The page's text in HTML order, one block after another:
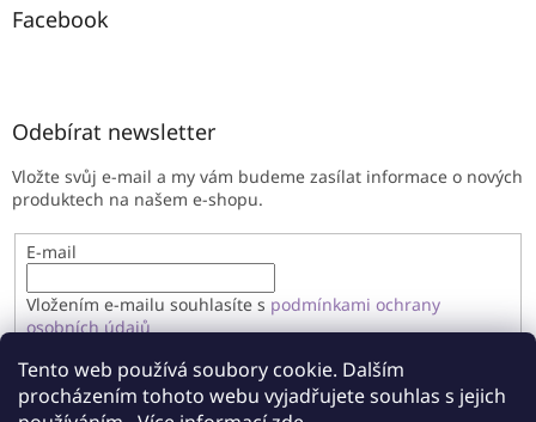
Tento web používá soubory cookie. Dalším
procházením tohoto webu vyjadřujete souhlas s jejich
Facebook
Odebírat newsletter
Vložte svůj e-mail a my vám budeme zasílat informace o nových
produktech na našem e-shopu.
E-mail
Vložením e-mailu souhlasíte s podmínkami ochrany
osobních údajů
PŘIHLÁSIT SE